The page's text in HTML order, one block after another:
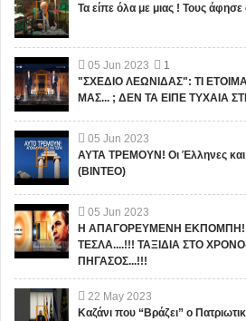
Τα είπε όλα με μιας ! Τους
05 Jun 2023
1
"ΣΧΕΔΙΟ ΛΕΩΝΙΔΑΣ": ΤΙ
ΜΑΣ... ; ΔΕΝ ΤΑ ΕΙΠΕ ΤΥΧΑΙΑ
05 Jun 2023
ΑΥΤΑ ΤΡΕΜΟΥΝ! Οι Έλληνες και
(ΒΙΝΤΕΟ)
05 Jun 2023
Η ΑΠΑΓΟΡΕΥΜΕΝΗ ΕΚΠΟΜΠΗ!
ΤΕΣΛΑ....!!! ΤΑΞΙΔΙΑ ΣΤΟ
ΠΗΓΑΣΟΣ...!!!
22 May 2023
Καζάνι που “Βράζει” ο